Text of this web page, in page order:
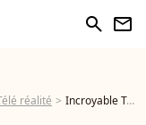
search newsletter
réalité Incroyable Talent 8, la finale : Le beau Simon Heulle remporte les 100 000 euros